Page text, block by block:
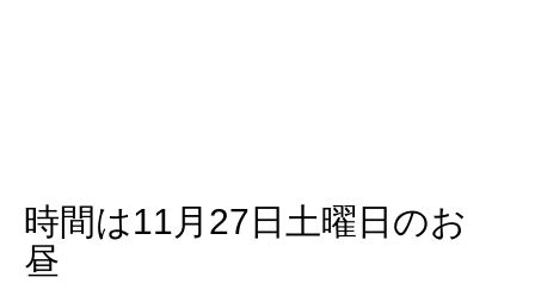
時間は11月27日土曜日のお
昼